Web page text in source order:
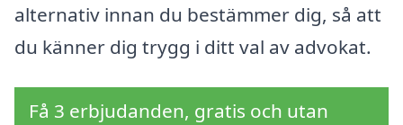
alternativ innan du bestämmer dig, så att
du känner dig trygg i ditt val av advokat.
Få 3 erbjudanden, gratis och utan